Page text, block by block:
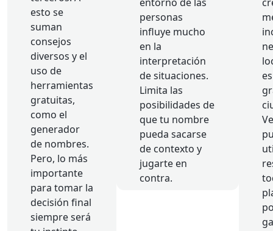
esto se
suman
consejos
diversos y el
uso de
herramientas
gratuitas,
como el
generador
de nombres.
Pero, lo más
importante
para tomar la
decisión final
siempre será
personas
influye mucho
en la
interpretación
de situaciones.
Limita las
posibilidades de
que tu nombre
pueda sacarse
de contexto y
jugarte en
contra.